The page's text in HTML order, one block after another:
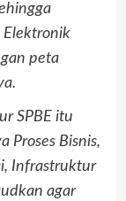
Elektronik
peta
SPBE itu
Proses Bisnis,
Infrastruktur
agar